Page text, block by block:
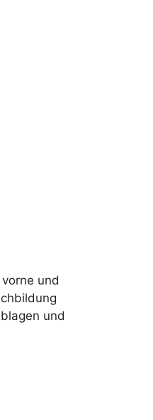
und
und